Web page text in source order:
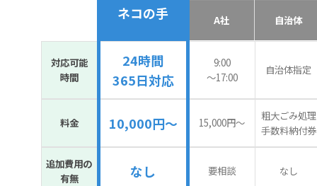
ネコの手 A社 自治体
対応可能
時間
24時間
365日対応
9:00
〜17:00
自治体指定
料金 10,000円～ 15,000円〜
粗大ごみ処理
手数料納付券
追加費用の
有無
なし 要相談 なし